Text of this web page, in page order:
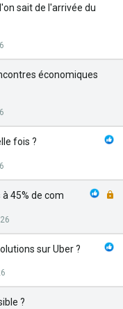
sait de l'arrivée du
économiques
fois ?
45% de com
sur Uber ?
?